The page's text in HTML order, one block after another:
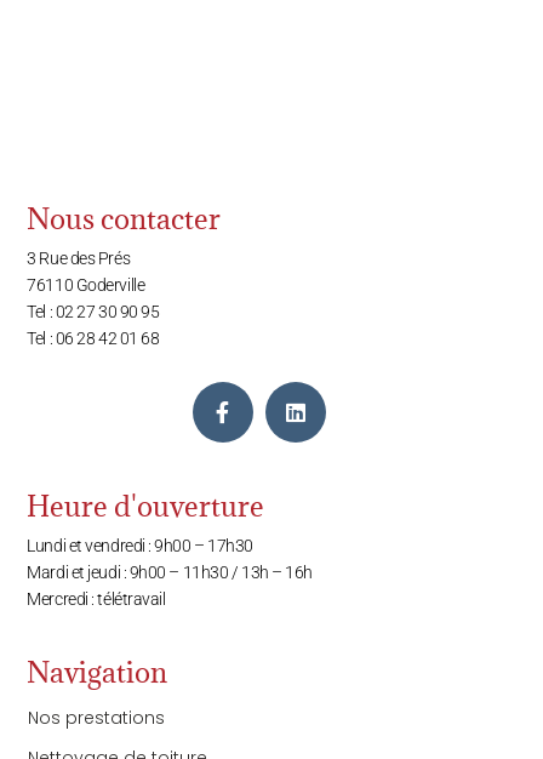
Nous contacter
3 Rue des Prés
76110 Goderville
Tel : 02 27 30 90 95
Tel : 06 28 42 01 68
Heure d'ouverture
Lundi et vendredi : 9h00 – 17h30
Mardi et jeudi : 9h00 – 11h30 / 13h – 16h
Mercredi : télétravail
Navigation
Nos prestations